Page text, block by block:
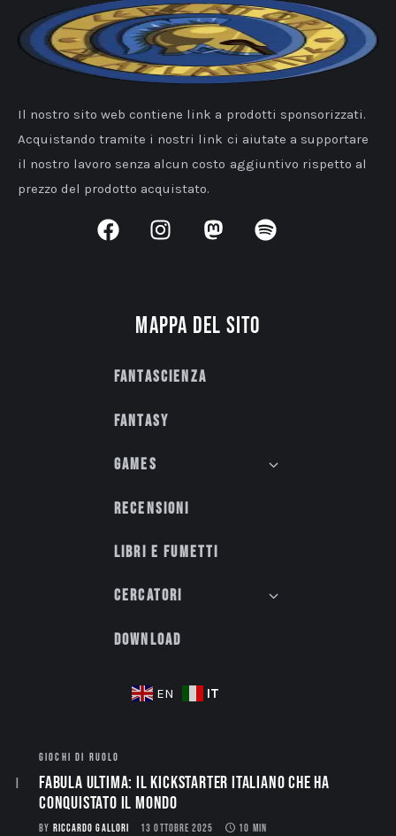
Il nostro sito web contiene link a prodotti sponsorizzati.
Acquistando tramite i nostri link ci aiutate a supportare
il nostro lavoro senza alcun costo aggiuntivo rispetto al
prezzo del prodotto acquistato.
Mappa del sito
Fantascienza
Fantasy
Games
Recensioni
Libri e fumetti
Cercatori
Download
EN IT
GIOCHI DI RUOLO
Fabula Ultima: il Kickstarter italiano che ha
conquistato il mondo
BY RICCARDO GALLORI 13 OTTOBRE 2025 10 MIN